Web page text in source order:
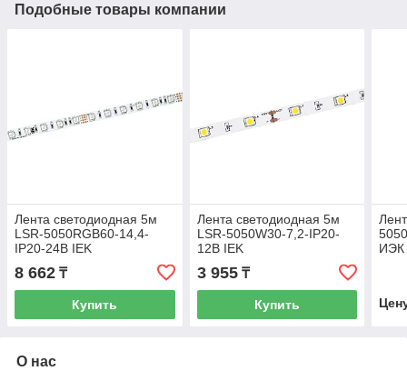
Подобные товары компании
Лента светодиодная 5м
LSR-5050RGB60-14,4-
IP20-24В IEK
8 662 ₸
Купить
Лента светодиодная 5м
LSR-5050W30-7,2-IP20-
12В IEK
3 955₸
Купить
ИЭК
О нас